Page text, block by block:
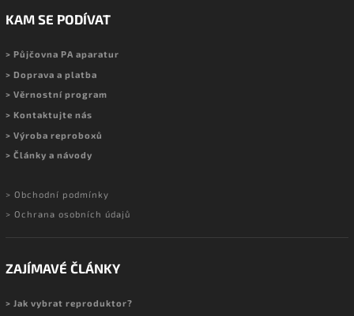
KAM SE PODÍVAT
> Půjčovna PA aparatur
> Doprava a platba
> Věrnostní program
> Kontaktujte nás
> Výroba reproboxů
> Články a návody
> Obchodní podmínky
> Ochrana osobních údajů
ZAJÍMAVÉ ČLÁNKY
> Jak vybrat reproduktor?